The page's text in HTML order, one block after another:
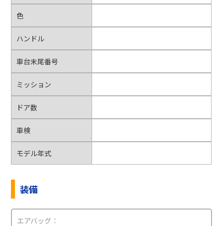
色
ハンドル
車台末尾番号
ミッション
ドア数
車検
モデル年式
装備
エアバッグ：